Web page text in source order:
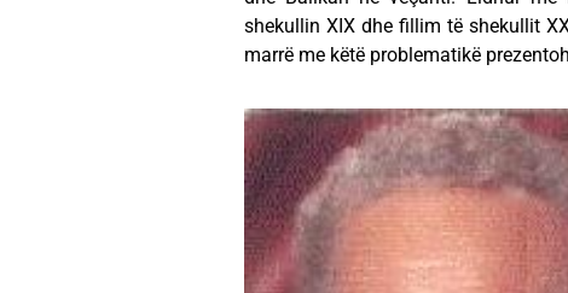
shekullin XIX dhe fillim të shekullit
marrë me këtë problematikë